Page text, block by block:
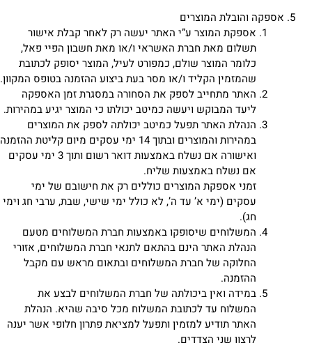
אספקה והובלת המוצרים
אספקת המוצר ע”י האתר יעשה רק לאחר קבלת אישור
תשלום מאת חברת האשראי ו/או מאת חשבון הפיי פאל,
כלומר המוצר שולם, כמפורט לעיל, המוצר יסופק לכתובת
שהמזמין הקליד ו/או מסר בעת ביצוע ההזמנה בטופס המקוון.
האתר מתחייב לספק את הסחורה במסגרת זמן האספקה
ליעד המבוקש ויעשה כמיטב יכולתו כי המוצר יגיע במהירות.
הנהלת האתר תפעל כמיטב יכולתה לספק את המוצרים
במהירות והמוצרים ובתוך 14 ימי עסקים מיום קליטת ההזמנה
ואישורה אם נשלח באמצעות דואר רשום ותוך 3 ימי עסקים
אם נשלח באמצעות שליח.
זמני אספקת המוצרים כוללים רק את חישובם של ימי
עסקים (ימי א’ עד ה’, לא כולל ימי שישי, שבת, ערבי חג וימי
חג).
המשלוחים שיסופקו באמצעות חברת המשלוחים מטעם
הנהלת האתר הינם בהתאם לתנאי חברת המשלוחים, אזורי
החלוקה של חברת המשלוחים ובתאום מראש עם מקבל
ההזמנה.
במידה ואין ביכולתה של חברת המשלוחים לבצע את
המשלוח עד לכתובת המשלוח מכל סיבה שהיא. הנהלת
האתר תודיע למזמין ותפעל למציאת פתרון חלופי אשר יענה
לרצון שני הצדדים.